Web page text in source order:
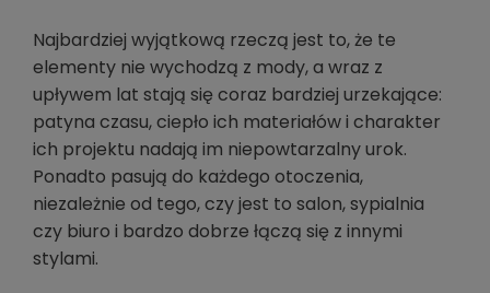
Najbardziej wyjątkową rzeczą jest to, że te
elementy nie wychodzą z mody, a wraz z
upływem lat stają się coraz bardziej urzekające:
patyna czasu, ciepło ich materiałów i charakter
ich projektu nadają im niepowtarzalny urok.
Ponadto pasują do każdego otoczenia,
niezależnie od tego, czy jest to salon, sypialnia
czy biuro i bardzo dobrze łączą się z innymi
stylami.